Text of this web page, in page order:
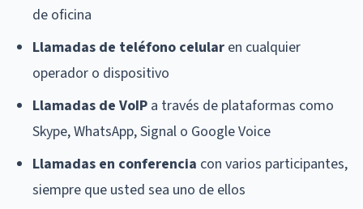
de oficina
Llamadas de teléfono celular en cualquier
operador o dispositivo
Llamadas de VoIP a través de plataformas como
Skype, WhatsApp, Signal o Google Voice
Llamadas en conferencia con varios participantes,
siempre que usted sea uno de ellos